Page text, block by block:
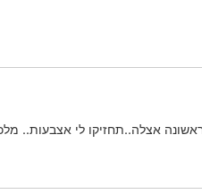
אצלה..תחזיקו לי אצבעות..